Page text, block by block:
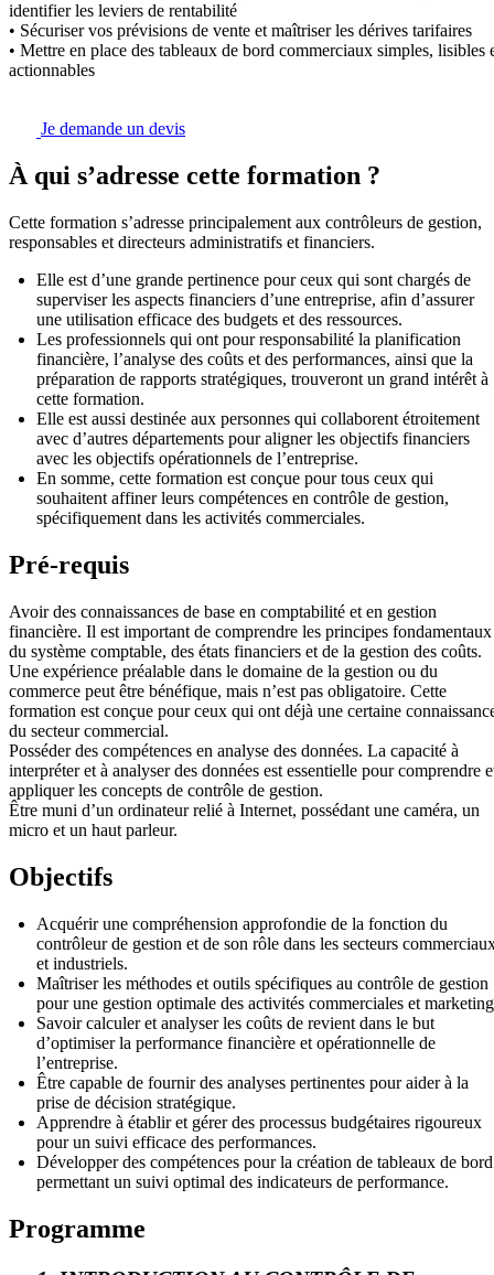
identifier les leviers de rentabilité
• Sécuriser vos prévisions de vente et maîtriser les dérives tarifaires
• Mettre en place des tableaux de bord commerciaux simples, lisibles
actionnables
Je demande un devis
À qui s’adresse cette formation ?
Cette formation s’adresse principalement aux contrôleurs de gestion,
responsables et directeurs administratifs et financiers.
Elle est d’une grande pertinence pour ceux qui sont chargés de
superviser les aspects financiers d’une entreprise, afin d’assurer
une utilisation efficace des budgets et des ressources.
Les professionnels qui ont pour responsabilité la planification
financière, l’analyse des coûts et des performances, ainsi que la
préparation de rapports stratégiques, trouveront un grand intérêt à
cette formation.
Elle est aussi destinée aux personnes qui collaborent étroitement
avec d’autres départements pour aligner les objectifs financiers
avec les objectifs opérationnels de l’entreprise.
En somme, cette formation est conçue pour tous ceux qui
souhaitent affiner leurs compétences en contrôle de gestion,
spécifiquement dans les activités commerciales.
Pré-requis
Avoir des connaissances de base en comptabilité et en gestion
financière. Il est important de comprendre les principes fondamentaux
du système comptable, des états financiers et de la gestion des coûts.
Une expérience préalable dans le domaine de la gestion ou du
commerce peut être bénéfique, mais n’est pas obligatoire. Cette
formation est conçue pour ceux qui ont déjà une certaine
du secteur commercial.
Posséder des compétences en analyse des données. La capacité à
interpréter et à analyser des données est essentielle pour comprendre
appliquer les concepts de contrôle de gestion.
Être muni d’un ordinateur relié à Internet, possédant une caméra, un
micro et un haut parleur.
Objectifs
Acquérir une compréhension approfondie de la fonction du
contrôleur de gestion et de son rôle dans les secteurs
et industriels.
Maîtriser les méthodes et outils spécifiques au contrôle de gestion
pour une gestion optimale des activités commerciales et
Savoir calculer et analyser les coûts de revient dans le but
d’optimiser la performance financière et opérationnelle de
l’entreprise.
Être capable de fournir des analyses pertinentes pour aider à la
prise de décision stratégique.
Apprendre à établir et gérer des processus budgétaires rigoureux
pour un suivi efficace des performances.
Développer des compétences pour la création de tableaux de bord
permettant un suivi optimal des indicateurs de performance.
Programme